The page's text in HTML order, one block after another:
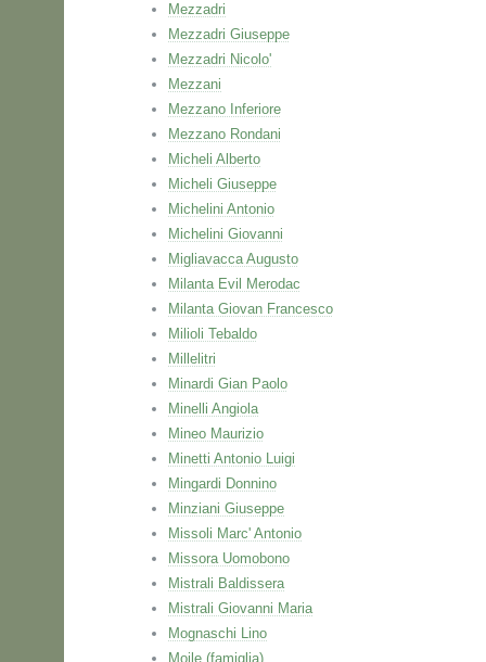
Mezzadri
Mezzadri Giuseppe
Mezzadri Nicolo'
Mezzani
Mezzano Inferiore
Mezzano Rondani
Micheli Alberto
Micheli Giuseppe
Michelini Antonio
Michelini Giovanni
Migliavacca Augusto
Milanta Evil Merodac
Milanta Giovan Francesco
Milioli Tebaldo
Millelitri
Minardi Gian Paolo
Minelli Angiola
Mineo Maurizio
Minetti Antonio Luigi
Mingardi Donnino
Minziani Giuseppe
Missoli Marc' Antonio
Missora Uomobono
Mistrali Baldissera
Mistrali Giovanni Maria
Mognaschi Lino
Moile (famiglia)